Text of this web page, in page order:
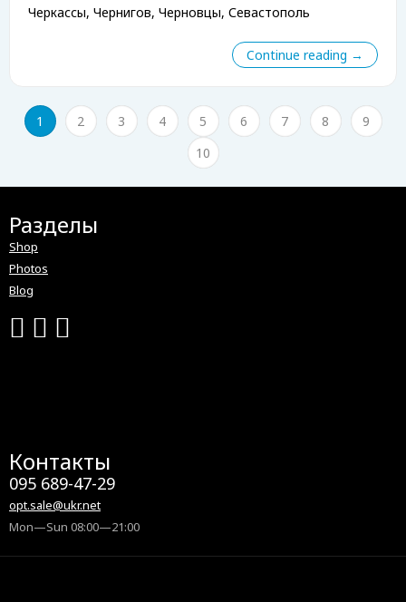
Черкассы, Чернигов, Черновцы, Севастополь
Continue reading →
1 2 3 4 5 6 7 8
9
10
Разделы
Shop
Photos
Blog
Контакты
095 689-47-29
opt.sale@ukr.net
Mon—Sun 08:00—21:00